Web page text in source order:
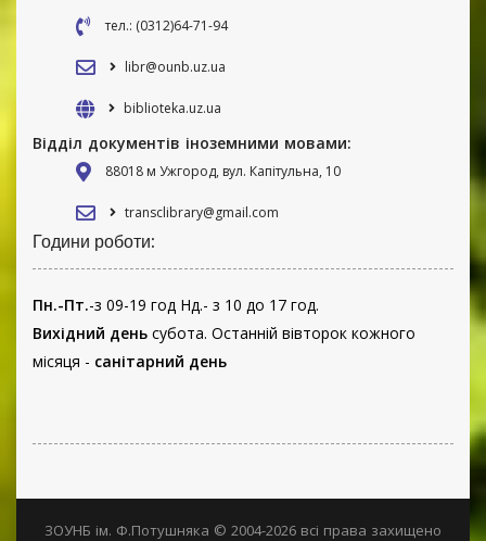
тел.: (0312)64-71-94
libr@ounb.uz.ua
biblioteka.uz.ua
Відділ документів іноземними мовами:
88018 м Ужгород, вул. Капітульна, 10
transclibrary@gmail.com
Години роботи:
Пн.-Пт.-з 09-19 год Нд.- з 10 до 17 год.
Вихідний день субота. Останній вівторок кожного
місяця - санітарний день
ЗОУНБ ім. Ф.Потушняка © 2004-2026 всі права захищено